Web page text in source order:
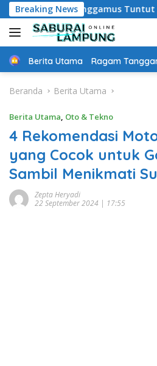
Langsung
ke
konten
Breaking News
Tanggamus Tuntut Upah Layak
Home
Berita Utama Ragam
Beranda Berita Utama
Berita Utama, Oto & Tekno
4 Rekomendasi
yang Cocok untuk
Sambil Menikmati
Zepta Heryadi
22 September 2024 | 17:55